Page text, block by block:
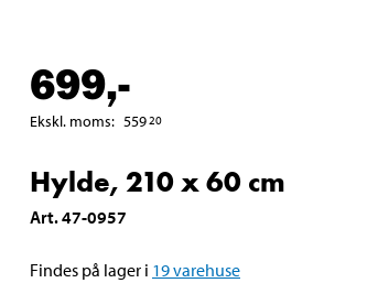
699,-
Ekskl. moms: 559 20
Hylde, 210 x 60 cm
Art.47-0957
Findes på lager i 19varehuse